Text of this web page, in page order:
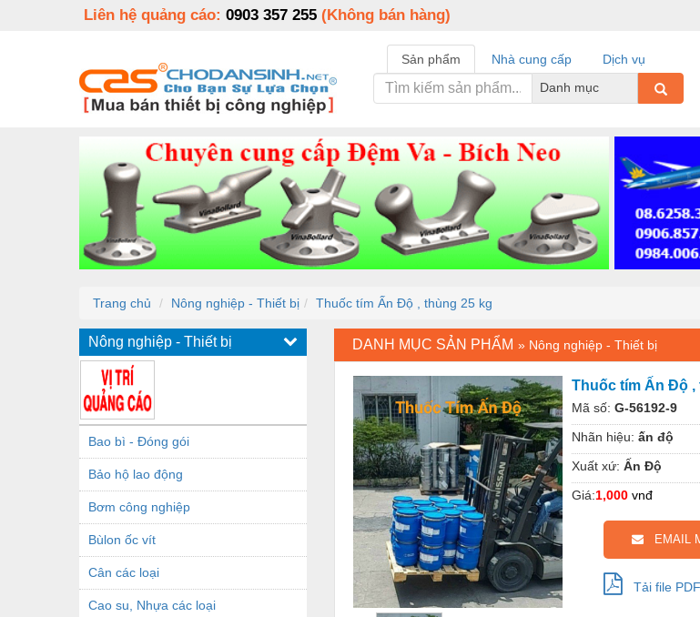
Liên hệ quảng cáo: 0903 357 255 (Không bán hàng)
Sản phẩm Nhà cung cấp
Dịch vụ
Danh mục
Trang chủ Nông nghiệp - Thiết bị Thuốc tím Ấn Độ , thùng 25 kg
Nông nghiệp - Thiết bị
Bao bì - Đóng gói
Bảo hộ lao động
Bơm công nghiệp
Bùlon ốc vít
Cân các loại
Cao su, Nhựa các loại
DANH MỤC SẢN PHẨM » Nông nghiệp - Thiết bị
Thuốc tím Ấn Độ ,
Mã số: G-56192-9
Nhãn hiệu: ấn độ
Xuất xứ: Ấn Độ
Giá:1,000 vnđ
EMAIL
Tải file PDF